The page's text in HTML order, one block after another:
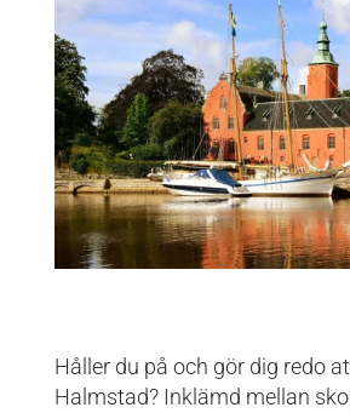
Håller du på och gör dig redo
Halmstad? Inklämd mellan